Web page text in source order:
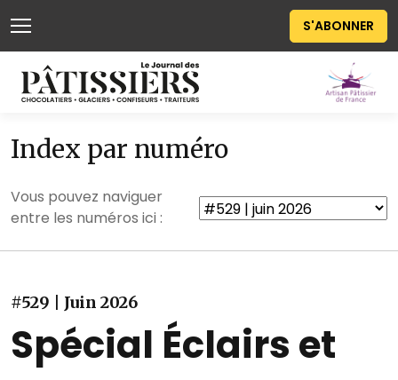
S'ABONNER
Index par numéro
Vous pouvez naviguer
entre les numéros ici :
#529 | Juin 2026
Spécial Éclairs et